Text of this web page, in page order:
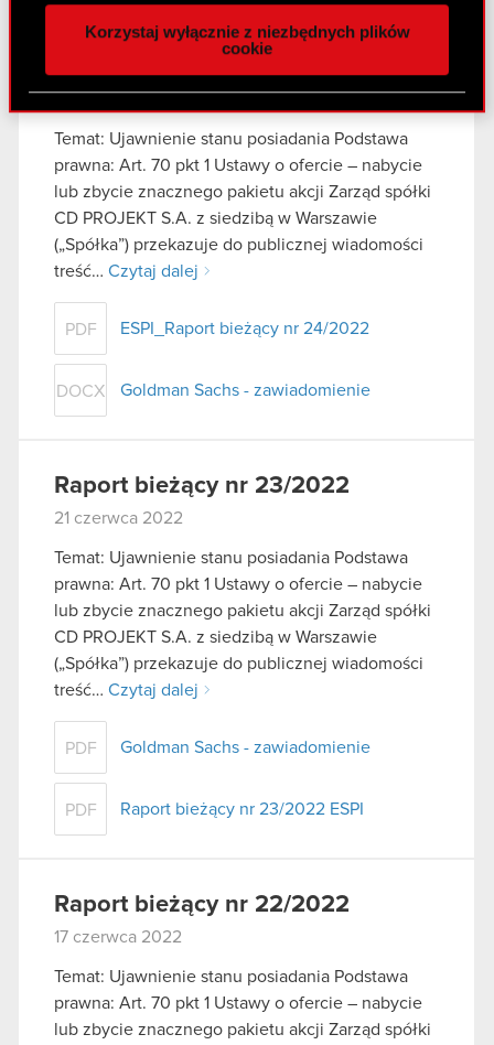
naszej witrynie. Informacje o tym, jak korzystasz
z naszej witryny, udostępniamy partnerom
Partnerzy mogą połączyć te informacje z innymi
danymi otrzymanymi od Ciebie lub uzyskanymi
podczas korzystania z ich usług. Kontynuując
korzystanie z naszej witryny, zgadasz się na
używanie plików cookie.
Korzystaj wyłącznie z niezbędnych plików
cookie
Temat: Ujawnienie stanu posiadania Podstawa
prawna: Art. 70 pkt 1 Ustawy o ofercie – nabycie
lub zbycie znacznego pakietu akcji Zarząd spółki
CD PROJEKT S.A. z siedzibą w Warszawie
(„Spółka”) przekazuje do publicznej wiadomości
treść… Czytaj dalej
PDF ESPI_Raport bieżący nr 24/2022
DOCX Goldman Sachs - zawiadomienie
Raport bieżący nr 23/2022
21 czerwca 2022
Temat: Ujawnienie stanu posiadania Podstawa
prawna: Art. 70 pkt 1 Ustawy o ofercie – nabycie
lub zbycie znacznego pakietu akcji Zarząd spółki
CD PROJEKT S.A. z siedzibą w Warszawie
(„Spółka”) przekazuje do publicznej wiadomości
treść… Czytaj dalej
PDF Goldman Sachs - zawiadomienie
PDF Raport bieżący nr 23/2022 ESPI
Raport bieżący nr 22/2022
17 czerwca 2022
Temat: Ujawnienie stanu posiadania Podstawa
prawna: Art. 70 pkt 1 Ustawy o ofercie – nabycie
lub zbycie znacznego pakietu akcji Zarząd spółki